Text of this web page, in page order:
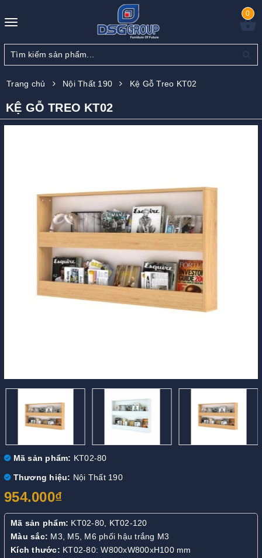
Toggle
0
Trang chủ Nội Thất 190 Kệ Gỗ Treo KT02
KỆ GỖ TREO KT02
Mã sản phẩm: KT02-80
Thương hiệu: Nội Thất 190
954.000₫
Mã sản phẩm: KT02-80, KT02-120
Màu sắc: M3, M5, M6 phối hậu trắng M3
Kích thước: KT02-80: W800xW800xH100 mm